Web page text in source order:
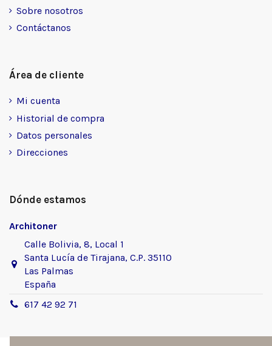
Sobre nosotros
Contáctanos
Área de cliente
Mi cuenta
Historial de compra
Datos personales
Direcciones
Dónde estamos
Architoner
Calle Bolivia, 8, Local 1
Santa Lucía de Tirajana, C.P. 35110
Las Palmas
España
617 42 92 71